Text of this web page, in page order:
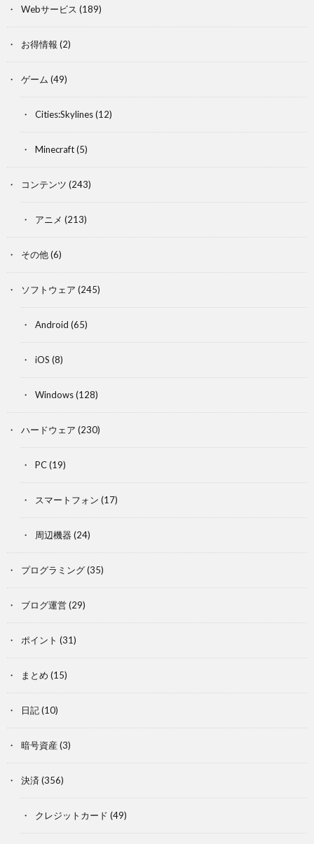
Webサービス (189)
お得情報 (2)
ゲーム (49)
Cities:Skylines(12)
Minecraft(5)
コンテンツ (243)
アニメ (213)
その他(6)
ソフトウェア (245)
Android (65)
iOS (8)
Windows(128)
ハードウェア (230)
PC(19)
スマートフォン (17)
周辺機器 (24)
プログラミング(35)
ブログ運営(29)
ポイント (31)
まとめ (15)
日記(10)
暗号資産 (3)
決済 (356)
クレジットカード (49)